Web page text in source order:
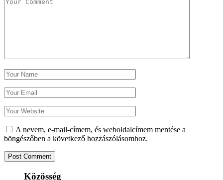
A nevem, e-mail-címem, és weboldalcímem mentése a
böngészőben a következő hozzászólásomhoz.
Közösség